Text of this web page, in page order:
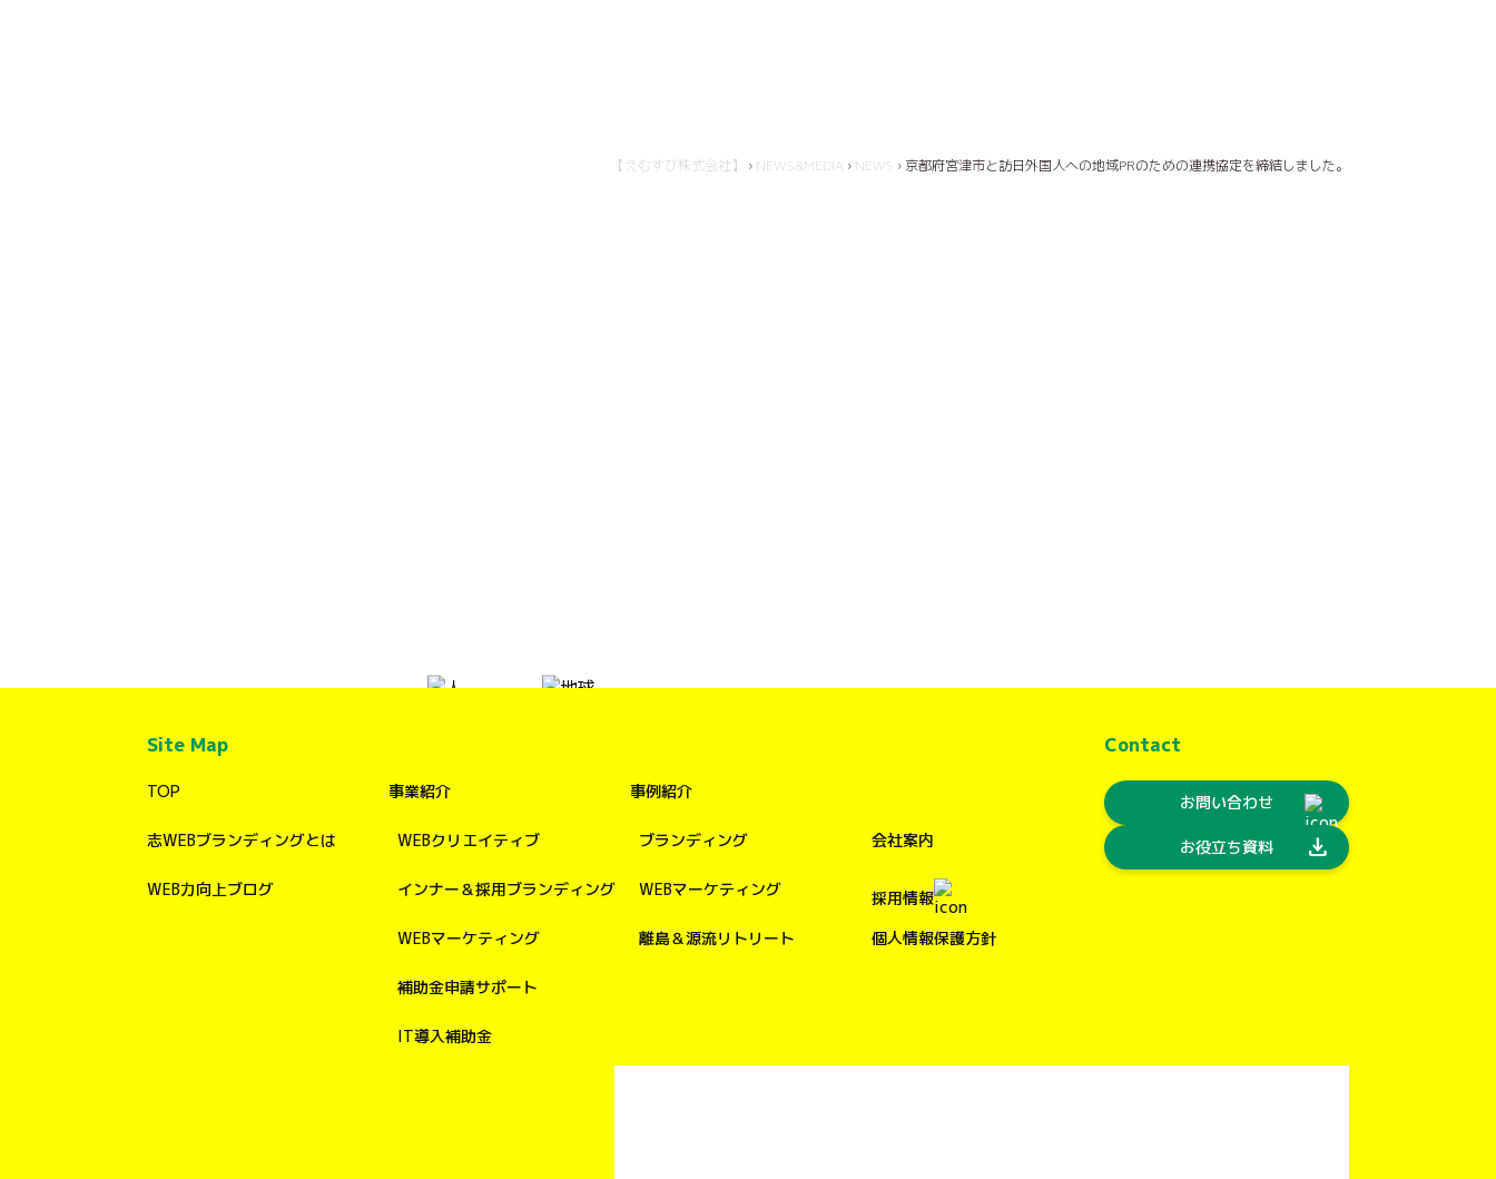
【えむすび株式会社】 › NEWS&MEDIA › NEWS › 京都府宮津市と訪日外国人への地域PRのための連携協定を締結しました。
Site Map
TOP
志WEBブランディングとは
WEB力向上ブログ
事業紹介
WEBクリエイティブ
インナー＆採用ブランディング
WEBマーケティング
補助金申請サポート
IT導入補助金
事例紹介
ブランディング
WEBマーケティング
離島＆源流リトリート
会社案内
採用情報
個人情報保護方針
Contact
お問い合わせ
お役立ち資料 download